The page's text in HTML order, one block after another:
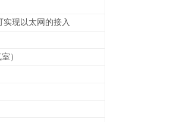
现以太网的接入
）